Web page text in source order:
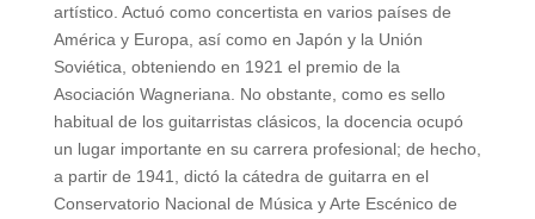
artístico. Actuó como concertista en varios países de
América y Europa, así como en Japón y la Unión
Soviética, obteniendo en 1921 el premio de la
Asociación Wagneriana. No obstante, como es sello
habitual de los guitarristas clásicos, la docencia ocupó
un lugar importante en su carrera profesional; de hecho,
a partir de 1941, dictó la cátedra de guitarra en el
Conservatorio Nacional de Música y Arte Escénico de